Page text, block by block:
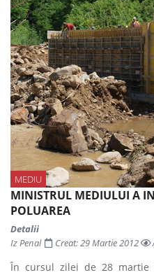
MEDIU
MINISTRUL MEDIULUI A
POLUAREA
Detalii
Iz Penal
Creat: 29 Martie 2012
În cursul zilei de 28 martie